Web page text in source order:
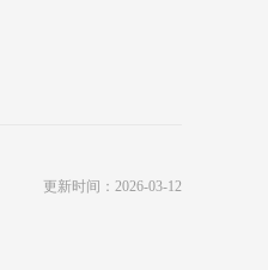
更新时间：2026-03-12